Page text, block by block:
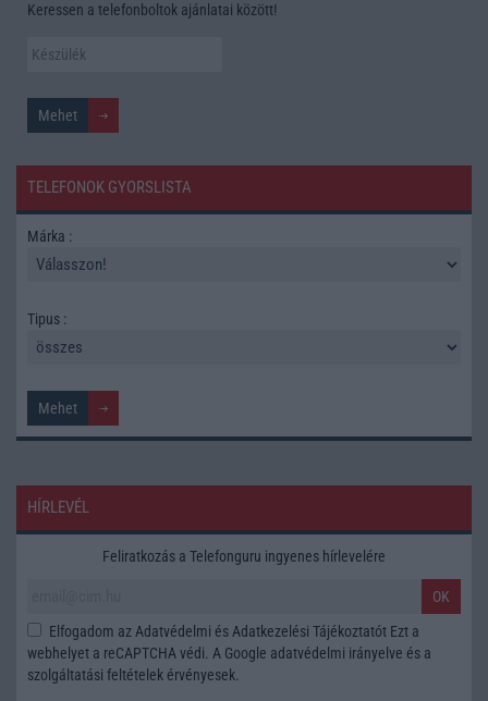
Keressen a telefonboltok ajánlatai között!
TELEFONOK GYORSLISTA
Márka :
Tipus :
HÍRLEVÉL
Feliratkozás a Telefonguru ingyenes hírlevelére
OK
Elfogadom az Adatvédelmi és Adatkezelési Tájékoztatót Ezt a
webhelyet a reCAPTCHA védi. A Google adatvédelmi irányelve és a
szolgáltatási feltételek érvényesek.